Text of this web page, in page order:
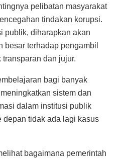
pelibatan masyarakat
tindakan korupsi.
publik, diharapkan akan
besar terhadap pengambil
dan jujur.
bagi banyak
sistem dan
dalam institusi publik
depan tidak ada lagi kasus
bagaimana pemerintah